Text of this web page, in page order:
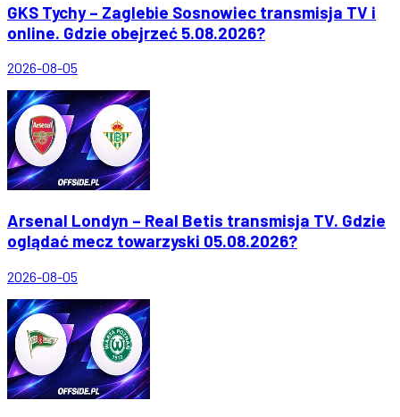
GKS Tychy – Zaglebie Sosnowiec transmisja TV i
online. Gdzie obejrzeć 5.08.2026?
2026-08-05
Arsenal Londyn – Real Betis transmisja TV. Gdzie
oglądać mecz towarzyski 05.08.2026?
2026-08-05